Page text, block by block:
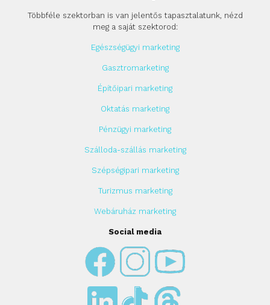
Többféle szektorban is van jelentős tapasztalatunk, nézd
meg a saját szektorod:
Egészségügyi marketing
Gasztromarketing
Építőipari marketing
Oktatás marketing
Pénzügyi marketing
Szálloda-szállás marketing
Szépségipari marketing
Turizmus marketing
Webáruház marketing
Social media